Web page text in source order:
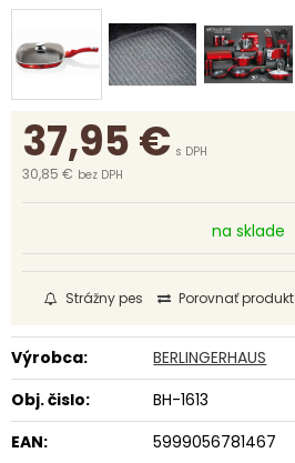
37,95€ s DPH
30,85 € bez DPH
na sklade
Strážny pes Porovnať produkt
Výrobca:
BERLINGERHAUS
Obj. čislo:
BH-1613
EAN:
5999056781467